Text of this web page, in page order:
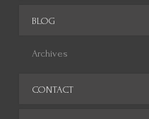
Monde
BLOG
Archives
CONTACT